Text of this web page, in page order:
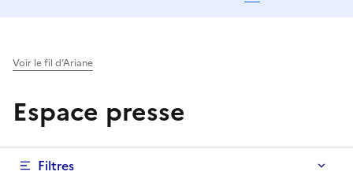
Voir le fil d’Ariane
Espace presse
Filtres